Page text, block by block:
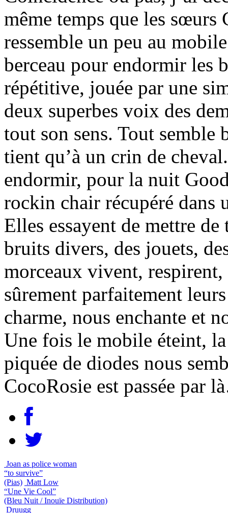
même temps que les sœurs
ressemble un peu au
berceau pour endormir les
répétitive, jouée par une
deux superbes voix des
tout son sens. Tout
tient qu’à un crin de
endormir, pour la nuit
rockin chair récupéré dans
Elles essayent de mettre
bruits divers, des jouets,
morceaux vivent,
sûrement parfaitement
charme, nous enchante et
Une fois le mobile éteint,
piquée de diodes nous
CocoRosie est passée par
Joan as police woman
“to survive”
(Pias) Matt Low
“Une Vie Cool”
(Bleu Nuit / Inouïe Distribution)
Druugg